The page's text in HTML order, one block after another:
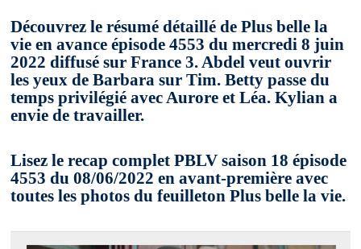
Découvrez le résumé détaillé de Plus belle la
vie en avance épisode 4553 du mercredi 8 juin
2022 diffusé sur France 3. Abdel veut ouvrir
les yeux de Barbara sur Tim. Betty passe du
temps privilégié avec Aurore et Léa. Kylian a
envie de travailler.
Lisez le recap complet PBLV saison 18 épisode
4553 du 08/06/2022 en avant-première avec
toutes les photos du feuilleton Plus belle la vie.